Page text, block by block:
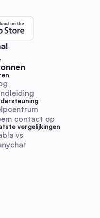
templates, KPI & budget
naleving. Start, schaal en
terwijl je authenticiteit
2025 Speelboek:
voor
gids met Australische
DM/reactiescripts,
Bespaar tijd
uit met KPI-
contact op
vergelijkingen
vs